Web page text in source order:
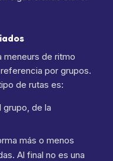
meneurs de ritmo
por grupos.
de rutas es:
de la
más o menos
Al final no es una